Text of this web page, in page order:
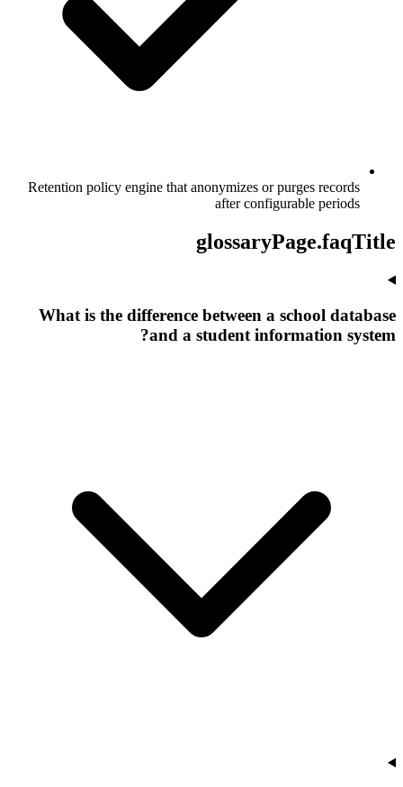
Retention policy engine that anonymizes or purges records
after configurable periods
glossaryPage.faqTitle
What is the difference between a school database
and a student information system?